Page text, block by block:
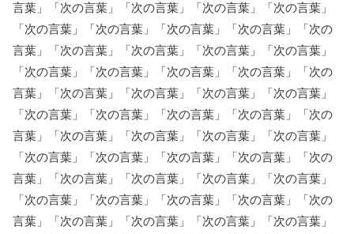
言葉」「次の言葉」「次の言葉」「次の言葉」「次の言葉」
「次の言葉」「次の言葉」「次の言葉」「次の言葉」「次の
言葉」「次の言葉」「次の言葉」「次の言葉」「次の言葉」
「次の言葉」「次の言葉」「次の言葉」「次の言葉」「次の
言葉」「次の言葉」「次の言葉」「次の言葉」「次の言葉」
「次の言葉」「次の言葉」「次の言葉」「次の言葉」「次の
言葉」「次の言葉」「次の言葉」「次の言葉」「次の言葉」
「次の言葉」「次の言葉」「次の言葉」「次の言葉」「次の
言葉」「次の言葉」「次の言葉」「次の言葉」「次の言葉」
「次の言葉」「次の言葉」「次の言葉」「次の言葉」「次の
言葉」「次の言葉」「次の言葉」「次の言葉」「次の言葉」